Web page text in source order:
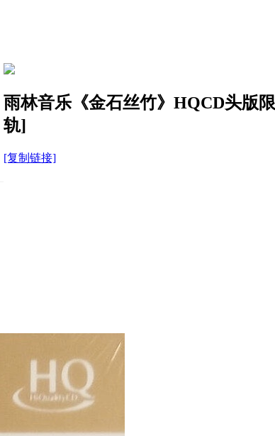
雨林音乐《金石丝竹》HQCD头版
轨]
[复制链接]